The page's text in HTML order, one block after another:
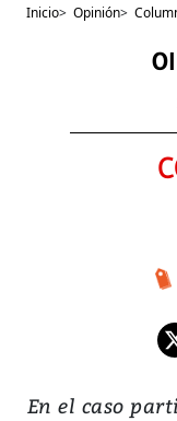
Inicio> Opinión>
En el caso